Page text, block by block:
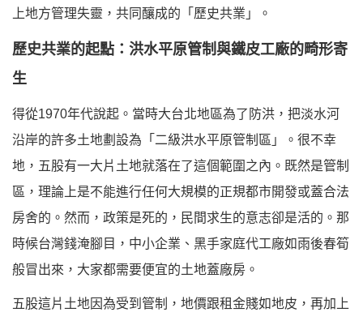
上地方管理失靈，共同釀成的「歷史共業」。
歷史共業的起點：洪水平原管制與鐵皮工廠的畸形寄
生
得從1970年代說起。當時大台北地區為了防洪，把淡水河
沿岸的許多土地劃設為「二級洪水平原管制區」。很不幸
地，五股有一大片土地就落在了這個範圍之內。既然是管制
區，理論上是不能進行任何大規模的正規都市開發或蓋合法
房舍的。然而，政策是死的，民間求生的意志卻是活的。那
時候台灣錢淹腳目，中小企業、黑手家庭代工廠如雨後春筍
般冒出來，大家都需要便宜的土地蓋廠房。
五股這片土地因為受到管制，地價跟租金賤如地皮，再加上